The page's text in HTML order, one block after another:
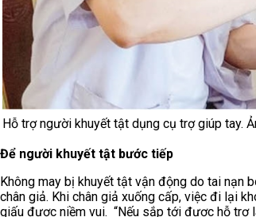
Hỗ trợ người khuyết tật dụng cụ trợ giúp tay.
Để người khuyết tật bước tiếp
Không may bị khuyết tật vận động do tai nạn
chân giả. Khi chân giả xuống cấp, việc đi lại
giấu được niềm vui. “Nếu sắp tới được hỗ trợ